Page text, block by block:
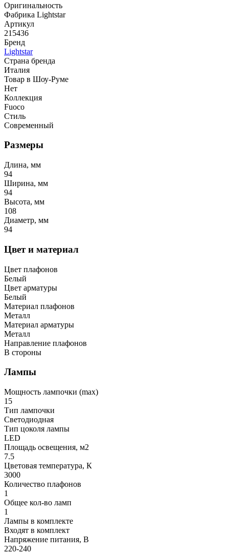
Оригинальность
Фабрика Lightstar
Артикул
215436
Бренд
Lightstar
Страна бренда
Италия
Товар в Шоу-Руме
Нет
Коллекция
Fuoco
Стиль
Современный
Размеры
Длина, мм
94
Ширина, мм
94
Высота, мм
108
Диаметр, мм
94
Цвет и материал
Цвет плафонов
Белый
Цвет арматуры
Белый
Материал плафонов
Металл
Материал арматуры
Металл
Направление плафонов
В стороны
Лампы
Мощность лампочки (max)
15
Тип лампочки
Светодиодная
Тип цоколя лампы
LED
Площадь освещения, м2
7.5
Цветовая температура, К
3000
Количество плафонов
1
Общее кол-во ламп
1
Лампы в комплекте
Входят в комплект
Напряжение питания, В
220-240